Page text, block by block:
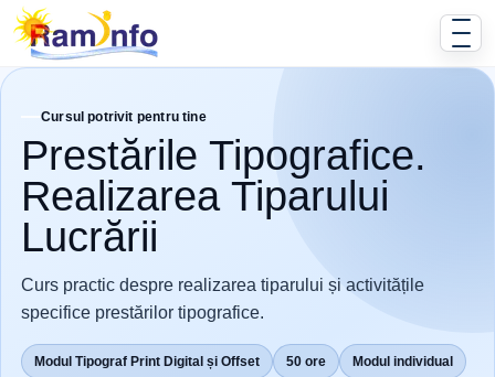
Cursul potrivit pentru tine
Prestările Tipografice.
Realizarea Tiparului
Lucrării
Curs practic despre realizarea tiparului și activitățile
specifice prestărilor tipografice.
Modul Tipograf Print Digital și Offset 50 ore Modul individual